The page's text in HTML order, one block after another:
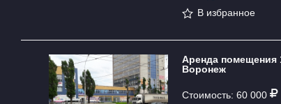
В избранное
Аренда помещения
Воронеж
Стоимость: 60 000